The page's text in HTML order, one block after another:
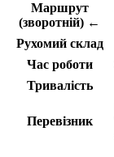
Маршрут
(зворотній) ←
Рухомий склад
Час роботи
Тривалість
Перевізник